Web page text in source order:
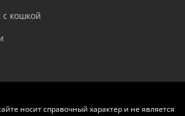
кошкой
носит справочный характер и не является